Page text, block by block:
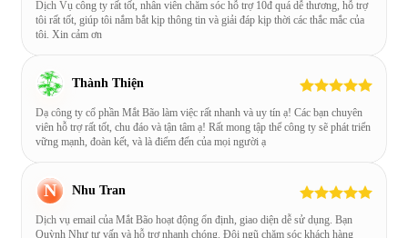
Dịch Vụ công ty rất tốt, nhân viên chăm sóc hỗ trợ 10đ quá dễ thương, hỗ trợ
tôi rất tốt, giúp tôi nắm bắt kịp thông tin và giải đáp kịp thời các thắc mắc của
tôi. Xin cảm ơn
Dạ công ty cổ phần Mắt Bão làm việc rất nhanh và uy tín ạ! Các bạn chuyên
viên hỗ trợ rất tốt, chu đáo và tận tâm ạ! Rất mong tập thể công ty sẽ phát triển
vững mạnh, đoàn kết, và là điểm đến của mọi người ạ
Thành Thiện
Dịch vụ email của Mắt Bão hoạt động ổn định, giao diện dễ sử dụng. Bạn
Quỳnh Như tư vấn và hỗ trợ nhanh chóng. Đội ngũ chăm sóc khách hàng
N Nhu Tran